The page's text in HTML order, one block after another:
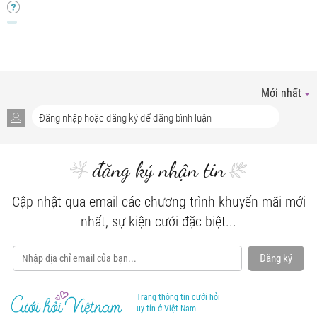
Mới nhất
đăng ký nhận tin
Cập nhật qua email các chương trình khuyến mãi mới
nhất, sự kiện cưới đặc biệt...
Đăng ký
Trang thông tin cưới hỏi
uy tín ở Việt Nam